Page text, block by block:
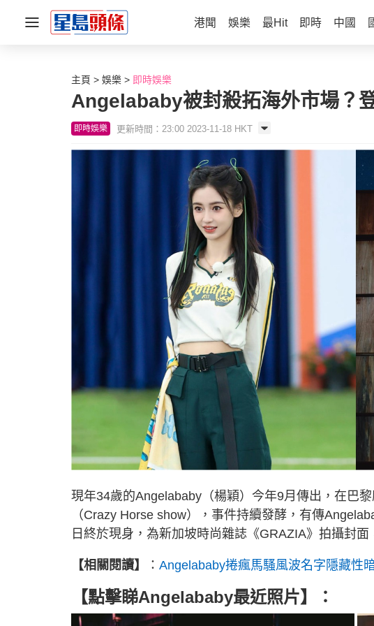
港聞 娛樂 最Hit 即時 中國
主頁 娛樂 即時娛樂
Angelababy被封殺拓海外市場？
即時娛樂 更新時間：23:00 2023-11-18 HKT
現年34歲的Angelababy（楊穎）今年9月傳出，在巴
（Crazy Horse show），事件持續發酵，有傳
日終於現身，為新加坡時尚雜誌《GRAZIA》拍攝封面
【相關閱讀】 ： Angelababy捲瘋馬騷風波名字隱藏性
【點擊睇Angelababy最近照片】：